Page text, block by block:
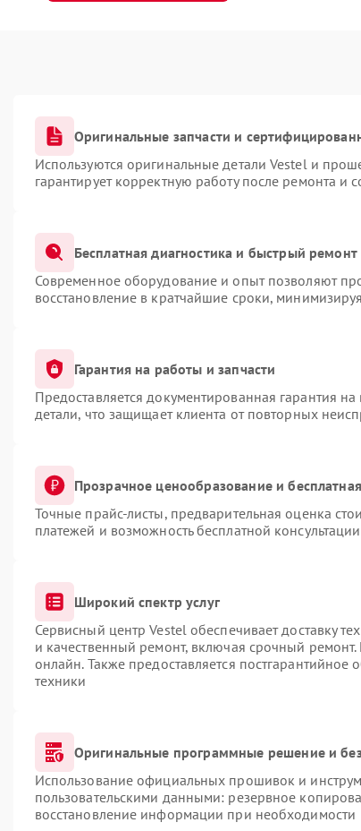
Оригинальные запчасти и
Используются оригинальные детали Vestel и
гарантирует корректную работу после ремонта и
Бесплатная диагностика и быстрый ремонт
Современное оборудование и опыт позволяют
восстановление в кратчайшие сроки,
Гарантия на работы и запчасти
Предоставляется документированная гарантия
детали, что защищает клиента от повторных
Прозрачное ценообразование и
Точные прайс-листы, предварительная оценка
платежей и возможность бесплатной
Широкий спектр услуг
Сервисный центр Vestel обеспечивает доставку
и качественный ремонт, включая срочный ремонт.
онлайн. Также предоставляется
техники
Оригинальные программные решение и
Использование официальных прошивок и
пользовательскими данными: резервное
восстановление информации при необходимости